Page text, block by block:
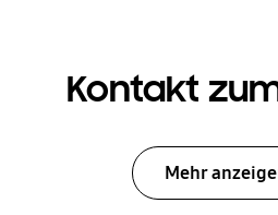
Kontakt
Mehr